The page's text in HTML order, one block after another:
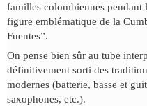
familles colombiennes pendant
figure emblématique de la
Fuentes”.
On pense bien sûr au tube
définitivement sorti des
modernes (batterie, basse et
saxophones, etc.).